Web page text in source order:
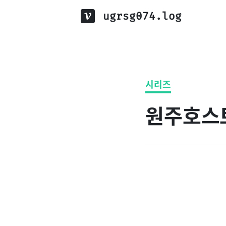
ugrsg074.log
시리즈
원주호스